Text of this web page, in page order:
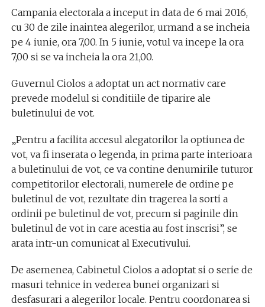
Campania electorala a inceput in data de 6 mai 2016,
cu 30 de zile inaintea alegerilor, urmand a se incheia
pe 4 iunie, ora 7,00. In 5 iunie, votul va incepe la ora
7,00 si se va incheia la ora 21,00.
Guvernul Ciolos a adoptat un act normativ care
prevede modelul si conditiile de tiparire ale
buletinului de vot.
„Pentru a facilita accesul alegatorilor la optiunea de
vot, va fi inserata o legenda, in prima parte interioara
a buletinului de vot, ce va contine denumirile tuturor
competitorilor electorali, numerele de ordine pe
buletinul de vot, rezultate din tragerea la sorti a
ordinii pe buletinul de vot, precum si paginile din
buletinul de vot in care acestia au fost inscrisi”, se
arata intr-un comunicat al Executivului.
De asemenea, Cabinetul Ciolos a adoptat si o serie de
masuri tehnice in vederea bunei organizari si
desfasurari a alegerilor locale. Pentru coordonarea si